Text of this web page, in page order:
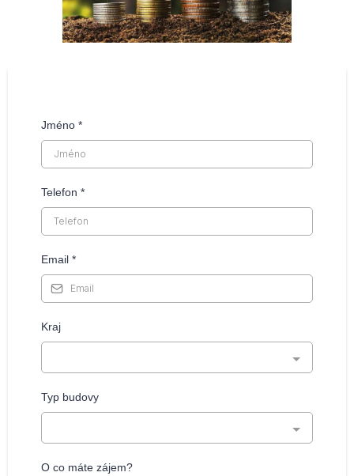
Jméno *
Telefon *
Email *
Kraj
Typ budovy
O co máte zájem?